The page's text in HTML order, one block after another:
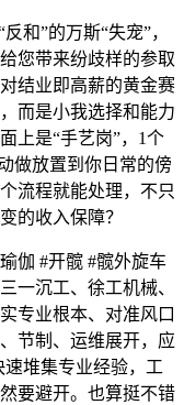
”的万斯“失宠”，
您带来纷歧样的参取
结业即高薪的黄金赛
而是小我选择和能力
上是“手艺岗”，1个
做放置到你日常的傍
流程就能处理，不只
的收入保障？
伽 #开髋 #髋外旋车
一沉工、徐工机械、
专业根本、对准风口
节制、运维展开，应
速堆集专业经验，工
要避开。也算挺不错